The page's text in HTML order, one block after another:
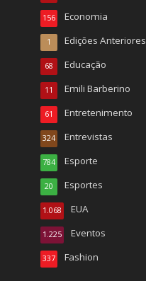
Economia
156
Edições Anteriores
1
Educação
68
Emili Barberino
11
Entretenimento
61
Entrevistas
324
Esporte
784
Esportes
20
EUA
1.068
Eventos
1.225
Fashion
337